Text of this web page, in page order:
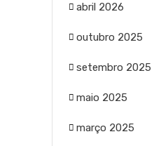
abril 2026
outubro 2025
setembro 2025
maio 2025
março 2025